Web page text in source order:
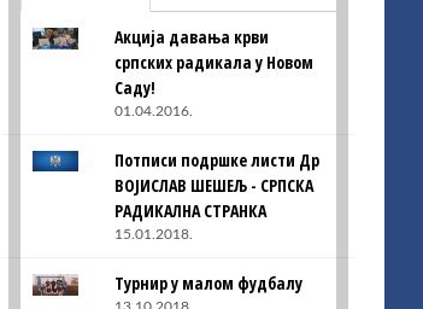
Акција давања крви
српских радикала у Новом
Саду!
01.04.2016.
Потписи подршке листи Др
ВОЈИСЛАВ ШЕШЕЉ - СРПСКА
РАДИКАЛНА СТРАНКА
15.01.2018.
Турнир у малом фудбалу